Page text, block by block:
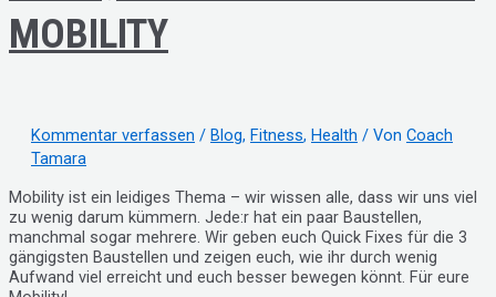
MOBILITY
Kommentar verfassen / Blog, Fitness, Health / Von Coach
Tamara
Mobility ist ein leidiges Thema – wir wissen alle, dass wir uns viel
zu wenig darum kümmern. Jede:r hat ein paar Baustellen,
manchmal sogar mehrere. Wir geben euch Quick Fixes für die 3
gängigsten Baustellen und zeigen euch, wie ihr durch wenig
Aufwand viel erreicht und euch besser bewegen könnt. Für eure